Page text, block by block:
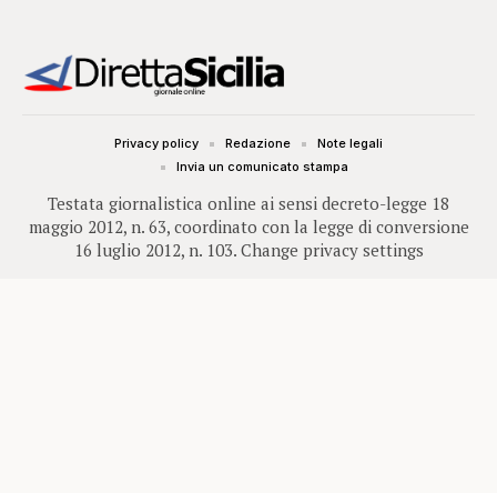
Testata giornalistica online ai sensi decreto-legge 18
maggio 2012, n. 63, coordinato con la legge di conversione
16 luglio 2012, n. 103. Change privacy settings
Privacy policy Redazione
Note legali
Invia un comunicato stampa